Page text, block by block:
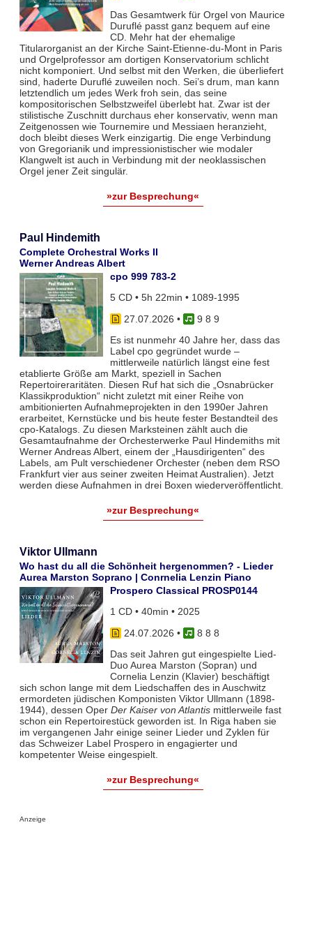
Das Gesamtwerk für Orgel von Maurice
Duruflé passt ganz bequem auf eine
CD. Mehr hat der ehemalige
Titularorganist an der Kirche Saint-Etienne-du-Mont in Paris
und Orgelprofessor am dortigen Konservatorium schlicht
nicht komponiert. Und selbst mit den Werken, die überliefert
sind, haderte Duruflé zuweilen noch. Sei’s drum, man kann
letztendlich um jedes Werk froh sein, das seine
kompositorischen Selbstzweifel überlebt hat. Zwar ist der
stilistische Zuschnitt durchaus eher konservativ, wenn man
Zeitgenossen wie Tournemire und Messiaen heranzieht,
doch bleibt dieses Werk einzigartig. Die enge Verbindung
von Gregorianik und impressionistischer wie modaler
Klangwelt ist auch in Verbindung mit der neoklassischen
Orgel jener Zeit singulär.
»zur Besprechung«
Paul Hindemith
Complete Orchestral Works II
Werner Andreas Albert
cpo 999 783-2
5 CD • 5h 22min • 1089-1995
27.07.2026 •
9 8 9
Es ist nunmehr 40 Jahre her, dass das
Label cpo gegründet wurde –
mittlerweile natürlich längst eine fest
etablierte Größe am Markt, speziell in Sachen
Repertoireraritäten. Diesen Ruf hat sich die „Osnabrücker
Klassikproduktion“ nicht zuletzt mit einer Reihe von
ambitionierten Aufnahmeprojekten in den 1990er Jahren
erarbeitet, Kernstücke und bis heute fester Bestandteil des
cpo-Katalogs. Zu diesen Marksteinen zählt auch die
Gesamtaufnahme der Orchesterwerke Paul Hindemiths mit
Werner Andreas Albert, einem der „Hausdirigenten“ des
Labels, am Pult verschiedener Orchester (neben dem RSO
Frankfurt vier aus seiner zweiten Heimat Australien). Jetzt
werden diese Aufnahmen in drei Boxen wiederveröffentlicht.
»zur Besprechung«
Viktor Ullmann
Wo hast du all die Schönheit hergenommen? - Lieder
Aurea Marston Soprano | Conrnelia Lenzin Piano
Prospero Classical PROSP0144
1 CD • 40min • 2025
24.07.2026 •
8 8 8
Das seit Jahren gut eingespielte Lied-
Duo Aurea Marston (Sopran) und
Cornelia Lenzin (Klavier) beschäftigt
sich schon lange mit dem Liedschaffen des in Auschwitz
ermordeten jüdischen Komponisten Viktor Ullmann (1898-
1944), dessen Oper Der Kaiser von Atlantismittlerweile fast
schon ein Repertoirestück geworden ist. In Riga haben sie
im vergangenen Jahr einige seiner Lieder und Zyklen für
das Schweizer Label Prospero in engagierter und
kompetenter Weise eingespielt.
»zur Besprechung«
Anzeige